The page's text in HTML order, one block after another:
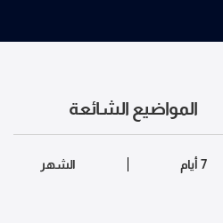
المواضيع الشائعة